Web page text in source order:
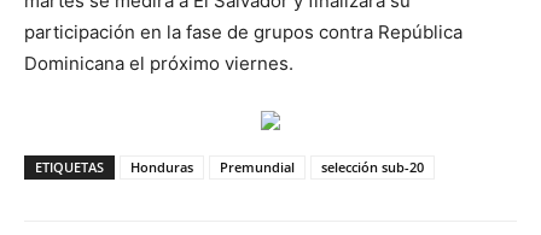
participación en la fase de grupos contra República
Dominicana el próximo viernes.
ETIQUETAS Honduras Premundial selección sub-20